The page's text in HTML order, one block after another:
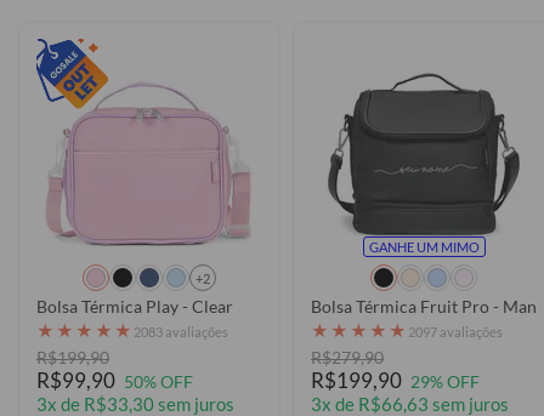
+2
Bolsa Térmica Play - Clear
★ ★ ★ ★ ★ 2083 avaliações
R$199,90
R$99,90 50% OFF
3x de R$33,30 sem juros
GANHE UM MIMO
Bolsa Térmica Fruit Pro -
★ ★ ★ ★ ★ 2097 avaliações
R$279,90
R$199,90 29% OFF
3x de R$66,63 sem juros